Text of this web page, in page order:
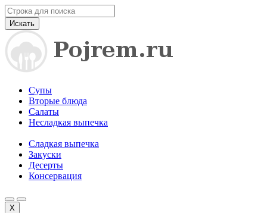
Искать
Супы
Вторые блюда
Салаты
Несладкая выпечка
Сладкая выпечка
Закуски
Десерты
Консервация
X